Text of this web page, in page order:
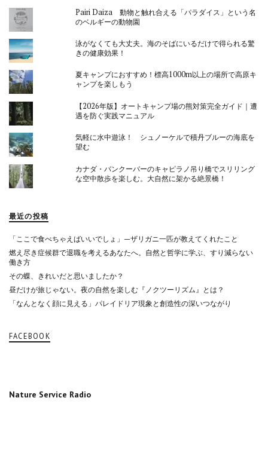
Pairi Daiza 動物と触れ合える「パラダイス」という名
のベルギーの動物園
泳がなくても大丈夫。海のそばにいるだけで得られる驚
きの健康効果！
夏キャンプにおすすめ！標高1000m以上の場所で高原キ
ャンプを楽しもう
【2026年版】オートキャンプ場の熊対策完全ガイド｜遭
遇を防ぐ実践マニュアル
気軽に水中遊泳！ シュノーケルで積丹ブルーの海底を
望む
カナダ・バンクーバーのキャピラノ吊り橋でスリリング
な空中散歩を楽しむ。大自然に架かる絶景橋！
最近の投稿
「ここで食べちゃえばいいでしょ」—ザリガニ一匹が教えてくれたこと
燃え尽き症候群で退職を考えるあなたへ。自然と哲学に学ぶ、すり減らない
働き方
その蝶、きれいだと思いましたか？
昼だけが旅じゃない。夜の自然を楽しむ『ノクツーリズム』とは？
「なんとなく顔に見える」パレイドリア現象と創造性の深いつながり
FACEBOOK
Nature Service Radio